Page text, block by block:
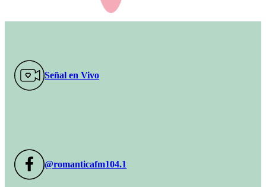
Señal en Vivo
@romanticafm104.1